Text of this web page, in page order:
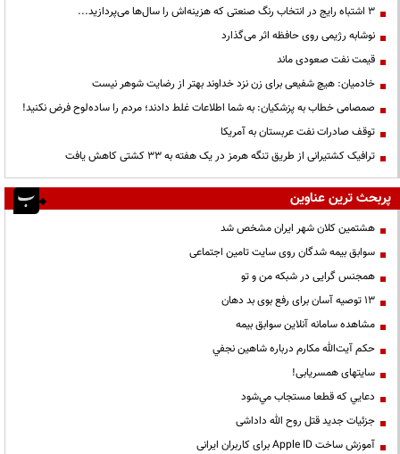
3 اشتباه رایج در انتخاب رنگ صنعتی که هزینه‌اش را سال‌ها می‌پردازید...
نوشابه رژیمی روی حافظه اثر می‌گذارد
قیمت نفت صعودی ماند
خادمیان: هیچ شفیعی برای زن نزد خداوند بهتر از رضایت شوهر نیست
صمصامی خطاب به پزشکیان: به شما اطلاعات غلط دادند؛ مردم را ساده‌لوح فرض نکنید!
توقف صادرات نفت عربستان به آمریکا
ترافیک کشتیرانی از طریق تنگه هرمز در یک هفته به ۳۳ کشتی کاهش یافت
پربحث ترین عناوین
هشتمین کلان شهر ایران مشخص شد
سوابق بیمه شدگان روی سایت تامین اجتماعی
همجنس گرایی در شبکه من و تو
13 توصیه آسان برای رفع بوی بد دهان
مشاهده سامانه آنلاين سوابق بیمه
حكم آيت‌الله مكارم درباره شاهين نجفي
سایتهای همسریابی!
دعايي كه قطعا مستجاب مي‌شود
جزئیات جدید قتل روح الله داداشی
آموزش ساخت Apple ID برای کاربران ایرانی